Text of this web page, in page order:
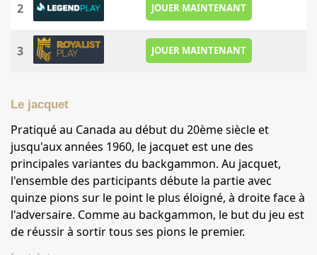
2 JOUER MAINTENANT
3 JOUER MAINTENANT
Le jacquet
Pratiqué au Canada au début du 20ème siècle et
jusqu'aux années 1960, le jacquet est une des
principales variantes du backgammon. Au jacquet,
l'ensemble des participants débute la partie avec
quinze pions sur le point le plus éloigné, à droite face à
l'adversaire. Comme au backgammon, le but du jeu est
de réussir à sortir tous ses pions le premier.